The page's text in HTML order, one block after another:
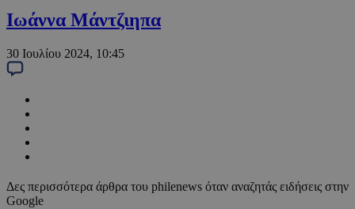
Ιωάννα Μάντζιηπα
30 Ιουλίου 2024, 10:45
Δες περισσότερα άρθρα του philenews όταν αναζητάς ειδήσεις στην
Google